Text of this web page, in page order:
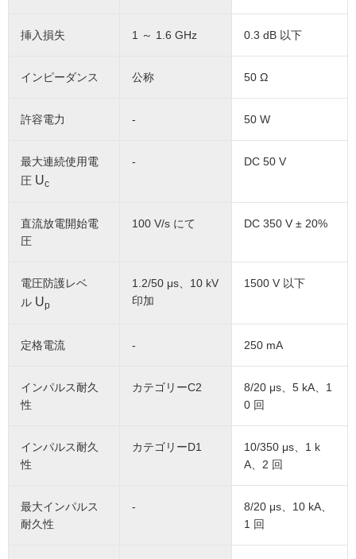
挿入損失 1 ～ 1.6 GHz 0.3 dB 以下
インピーダンス 公称 50 Ω
許容電力 - 50 W
最大連続使用電
圧 Uc
- DC 50 V
直流放電開始電
圧
100 V/s にて DC 350 V ± 20%
電圧防護レベ
ル Up
1.2/50 μs、10 kV
印加
1500 V 以下
定格電流 - 250 mA
インパルス耐久
性
カテゴリーC2
8/20 μs、5 kA、1
0 回
インパルス耐久
性
カテゴリーD1
10/350 μs、1 k
A、2 回
最大インパルス
耐久性
-
8/20 μs、10 kA、
1 回